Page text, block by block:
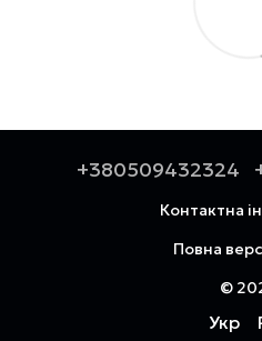
+380509432324
Контактна
Повна
©
Укр